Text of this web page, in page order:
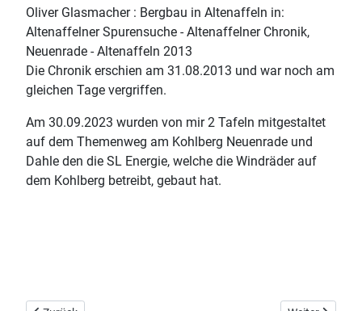
Oliver Glasmacher : Bergbau in Altenaffeln in:
Altenaffelner Spurensuche - Altenaffelner Chronik,
Neuenrade - Altenaffeln 2013
Die Chronik erschien am 31.08.2013 und war noch am
gleichen Tage vergriffen.
Am 30.09.2023 wurden von mir 2 Tafeln mitgestaltet
auf dem Themenweg am Kohlberg Neuenrade und
Dahle den die SL Energie, welche die Windräder auf
dem Kohlberg betreibt, gebaut hat.